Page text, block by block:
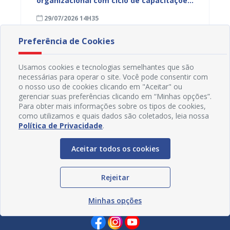
29/07/2026 14H35
Preferência de Cookies
Usamos cookies e tecnologias semelhantes que são
necessárias para operar o site. Você pode consentir com
o nosso uso de cookies clicando em "Aceitar" ou
gerenciar suas preferências clicando em “Minhas opções”.
Para obter mais informações sobre os tipos de cookies,
como utilizamos e quais dados são coletados, leia nossa
Política de Privacidade.
Aceitar todos os cookies
Rejeitar
Minhas opções